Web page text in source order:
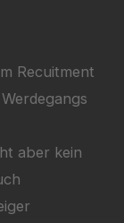
Recuitment
aber kein